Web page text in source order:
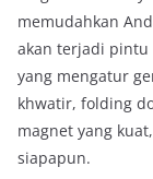
memudahkan
akan terjadi pintu
yang mengatur
khwatir, folding
magnet yang
siapapun.